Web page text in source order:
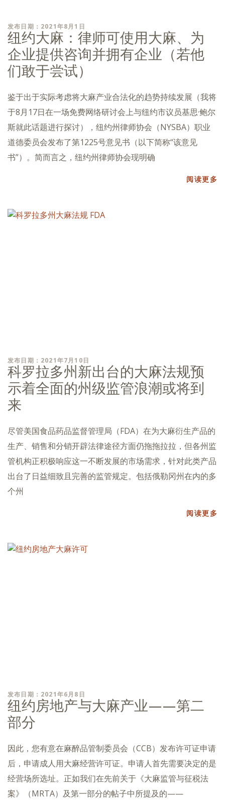
发布日期：2021年8月1日
纽约大麻：律师可使用大麻、为
企业提供咨询并拥有企业（若他
们敢于尝试）
鉴于出于实际考虑将大麻产业合法化的趋势持续发展（我将
于8月17日在一场免费网络研讨会上与纽约市议员基思·鲍尔
斯就此话题进行探讨），纽约州律师协会（NYSBA）职业
道德委员会发布了第1225号意见书（以下简称“该意见
书”）。简而言之，纽约州律师协会现明确
阅读更多
发布日期：2021年7月10日
科罗拉多州新出台的大麻法规预
示着全面的州级监管浪潮或将到
来
尽管美国食品药品监督管理局（FDA）在为大麻衍生产品的
生产、销售和分销开辟法律途径方面仍拖拖拉拉，但各州监
管机构正积极响应这一不断发展的市场需求，针对此类产品
出台了日益细致且完善的监管规定。包括俄勒冈州在内的多
个州
阅读更多
发布日期：2021年6月8日
纽约房地产与大麻产业——第二
部分
因此，您有意在麻醉品管制委员会（CCB）发布许可证申请
后，申请成人用大麻经营许可证。申请人首先需要决定的是
经营场所选址。正如我们在先前关于《大麻监管与征税法
案》（MRTA）及第一部分的帖子中所提及的——